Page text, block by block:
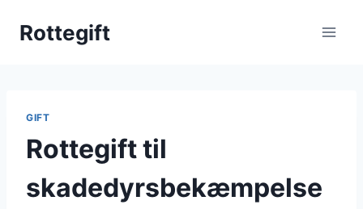
Rottegift
GIFT
Rottegift til
skadedyrsbekæmpelse